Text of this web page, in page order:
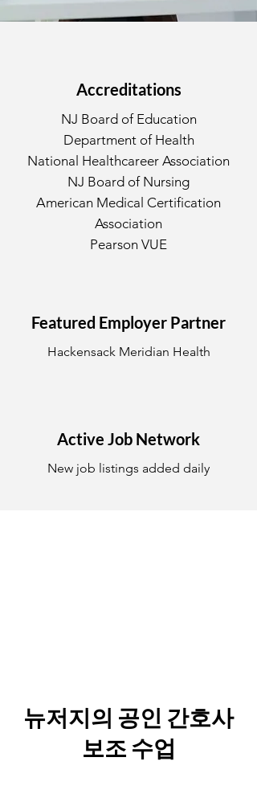
Accreditations
NJ Board of Education
Department of Health
National Healthcareer Association
NJ Board of Nursing
American Medical Certification
Association
Pearson VUE
Featured Employer Partner
Hackensack Meridian Health
Active Job Network
New job listings added daily
뉴저지의 공인 간호사
보조 수업